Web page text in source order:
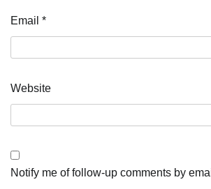
Email *
Website
Notify me of follow-up comments by